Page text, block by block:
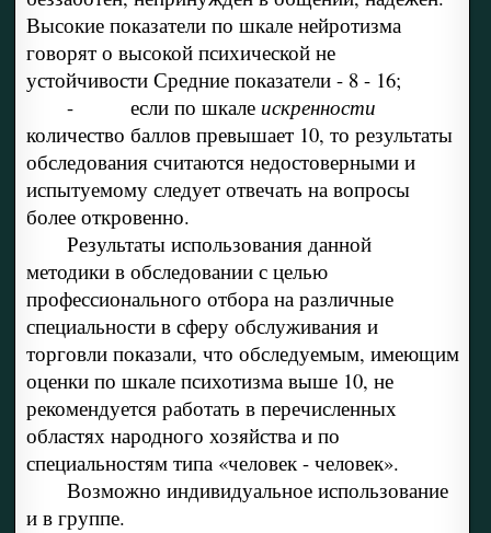
Высокие показатели по шкале нейротизма
говорят о высокой психической не
устойчивости Средние показатели - 8 - 16;
- если по шкале искренности
количество баллов превышает 10, то результаты
обследования считаются недостоверными и
испытуемому следует отвечать на вопросы
более откровенно.
Результаты использования данной
методики в обследовании с целью
профессионального отбора на различные
специальности в сферу обслуживания и
торговли показали, что обследуемым, имеющим
оценки по шкале психотизма выше 10, не
рекомендуется работать в перечисленных
областях народного хозяйства и по
специальностям типа «человек - человек».
Возможно индивидуальное использование
и в группе.